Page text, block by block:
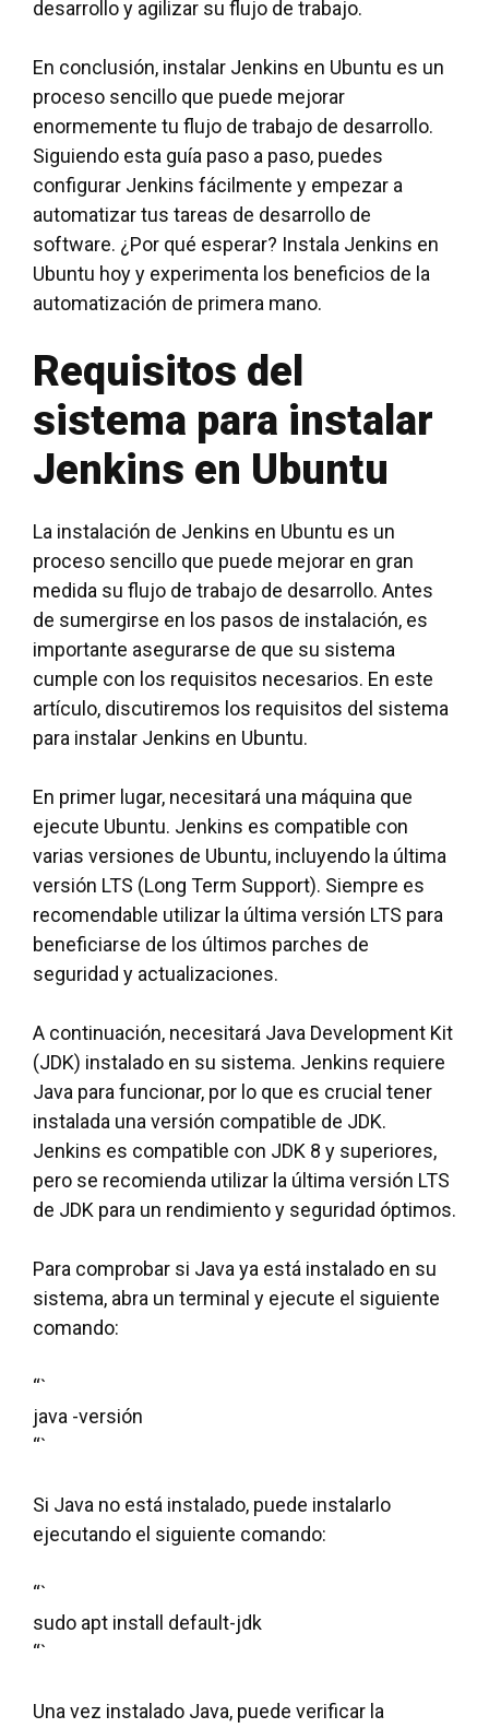
desarrollo y agilizar su flujo de trabajo.
En conclusión, instalar Jenkins en Ubuntu es un
proceso sencillo que puede mejorar
enormemente tu flujo de trabajo de desarrollo.
Siguiendo esta guía paso a paso, puedes
configurar Jenkins fácilmente y empezar a
automatizar tus tareas de desarrollo de
software. ¿Por qué esperar? Instala Jenkins en
Ubuntu hoy y experimenta los beneficios de la
automatización de primera mano.
Requisitos del
sistema para instalar
Jenkins en Ubuntu
La instalación de Jenkins en Ubuntu es un
proceso sencillo que puede mejorar en gran
medida su flujo de trabajo de desarrollo. Antes
de sumergirse en los pasos de instalación, es
importante asegurarse de que su sistema
cumple con los requisitos necesarios. En este
artículo, discutiremos los requisitos del sistema
para instalar Jenkins en Ubuntu.
En primer lugar, necesitará una máquina que
ejecute Ubuntu. Jenkins es compatible con
varias versiones de Ubuntu, incluyendo la última
versión LTS (Long Term Support). Siempre es
recomendable utilizar la última versión LTS para
beneficiarse de los últimos parches de
seguridad y actualizaciones.
A continuación, necesitará Java Development Kit
(JDK) instalado en su sistema. Jenkins requiere
Java para funcionar, por lo que es crucial tener
instalada una versión compatible de JDK.
Jenkins es compatible con JDK 8 y superiores,
pero se recomienda utilizar la última versión LTS
de JDK para un rendimiento y seguridad óptimos.
Para comprobar si Java ya está instalado en su
sistema, abra un terminal y ejecute el siguiente
comando:
“`
java -versión
“`
Si Java no está instalado, puede instalarlo
ejecutando el siguiente comando:
“`
sudo apt install default-jdk
“`
Una vez instalado Java, puede verificar la